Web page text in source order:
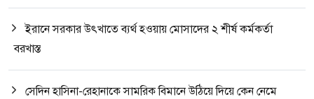
ইরানে সরকার উৎখাতে ব্যর্থ হওয়ায় মোসাদের ২ শীর্ষ কর্মকর্তা
বরখাস্ত
সেদিন হাসিনা-রেহানাকে সামরিক বিমানে উঠিয়ে দিয়ে কেন নেমে